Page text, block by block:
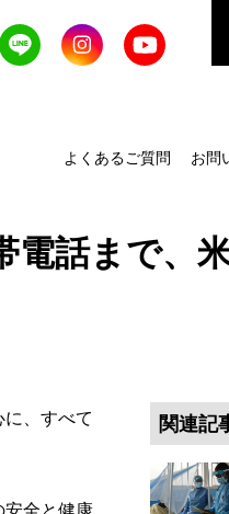
よくあるご質問 お問
話まで、
、すべて
全と健康
関連記